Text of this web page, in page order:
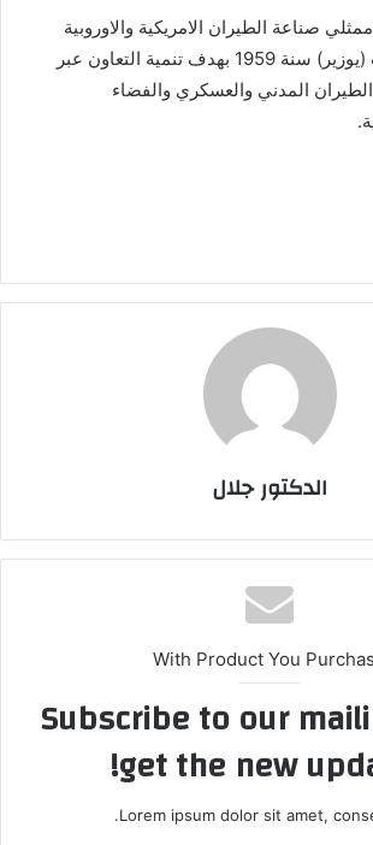
صناعة الطيران الامريكية والاوروبية
المعروفة اختصارا ب (يوزير) سنة 1959 بهدف تنمية التعاون عبر
المدني والعسكري والفضاء
الدكتور جلال
With Product You
Subscribe to our
get the new
Lorem ipsum dolor sit amet,